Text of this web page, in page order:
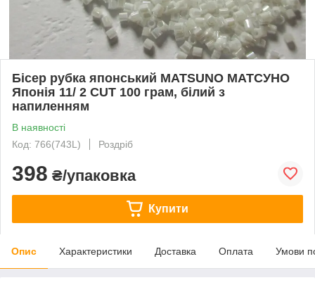
Бісер рубка японський MATSUNO МАТСУНО
Японія 11/ 2 CUT 100 грам, білий з
напиленням
В наявності
Код: 766(743L)
Роздріб
398 ₴/упаковка
Купити
Опис Характеристики Доставка Оплата Умови